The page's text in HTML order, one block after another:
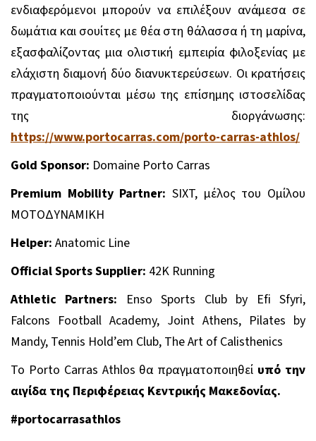
ενδιαφερόμενοι μπορούν να επιλέξουν ανάμεσα σε
δωμάτια και σουίτες με θέα στη θάλασσα ή τη μαρίνα,
εξασφαλίζοντας μια ολιστική εμπειρία φιλοξενίας με
ελάχιστη διαμονή δύο διανυκτερεύσεων. Οι κρατήσεις
πραγματοποιούνται μέσω της επίσημης ιστοσελίδας
της διοργάνωσης:
https://www.portocarras.com/porto-carras-athlos/
Gold Sponsor: Domaine Porto Carras
Premium Mobility Partner: SIXT, μέλος του Ομίλου
ΜΟΤΟΔΥΝΑΜΙΚΗ
Helper: Anatomic Line
Official Sports Supplier: 42K Running
Athletic Partners:
Enso Sports Club by Efi Sfyri,
Falcons Football Academy, Joint Athens, Pilates by
Mandy, Tennis Hold’em Club, The Art of Calisthenics
Το Porto Carras Athlos θα πραγματοποιηθείυπό την
αιγίδα της Περιφέρειας Κεντρικής Μακεδονίας.
#portocarrasathlos